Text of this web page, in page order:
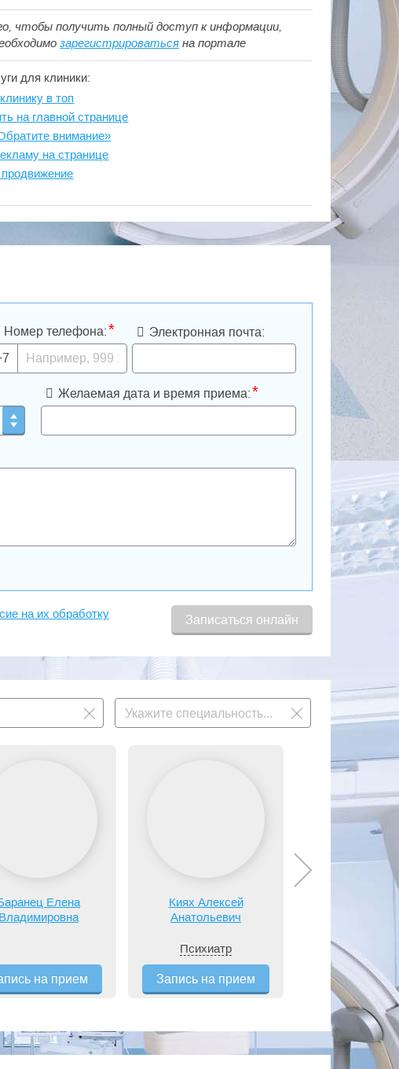
чтобы получить полный доступ к информации,
зарегистрироваться на портале
для клиники:
в топ
на главной странице
внимание»
на странице
продвижение
Номер телефона:* Электронная почта:
Желаемая дата и время приема:*
на их обработку
Елена
Владимировна
на прием
Киях Алексей
Анатольевич
Психиатр
Запись на прием
Запись на